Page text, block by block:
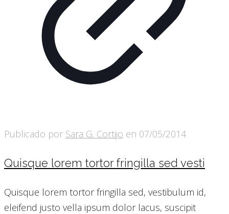
Publicado por Sara G. Cortijo en 07/05/2014
Quisque lorem tortor fringilla sed vesti
Quisque lorem tortor fringilla sed, vestibulum id,
eleifend justo vella ipsum dolor lacus, suscipit